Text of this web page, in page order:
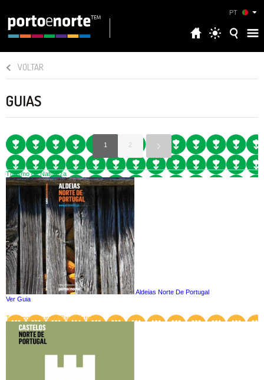
PT
VOLTAR
GUIAS
1 2
Turismo de Natureza
Aldeias Norte De Portugal
Ver Guia
Turismo Cultural e Paisagístico